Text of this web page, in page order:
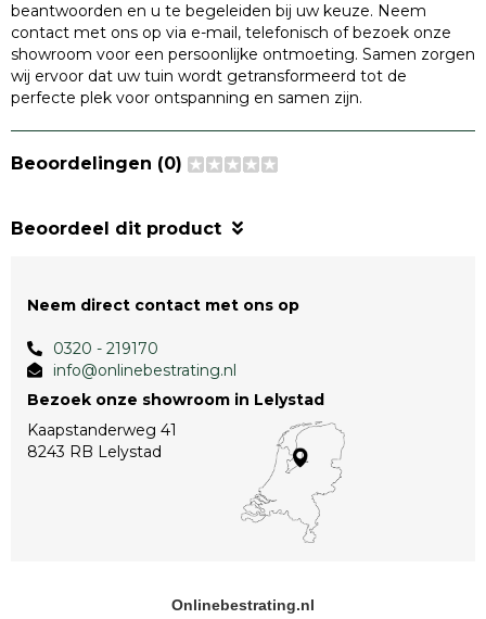
beantwoorden en u te begeleiden bij uw keuze. Neem
contact met ons op via e-mail, telefonisch of bezoek onze
showroom voor een persoonlijke ontmoeting. Samen zorgen
wij ervoor dat uw tuin wordt getransformeerd tot de
perfecte plek voor ontspanning en samen zijn.
Beoordelingen (0)
Beoordeel dit product
Neem direct contact met ons op
0320 - 219170
info@onlinebestrating.nl
Bezoek onze showroom in Lelystad
Kaapstanderweg 41
8243 RB Lelystad
Onlinebestrating.nl